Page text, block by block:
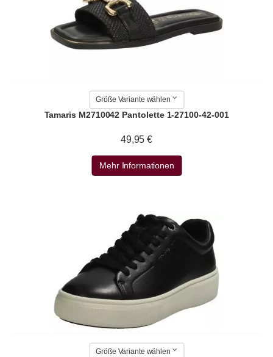
Größe Variante wählen
Tamaris M2710042 Pantolette 1-27100-42-001
49,95 €
Mehr Informationen
Größe Variante wählen